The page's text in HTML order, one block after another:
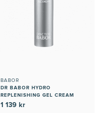
BABOR
DR BABOR HYDRO
REPLENISHING GEL CREAM
1 139 kr